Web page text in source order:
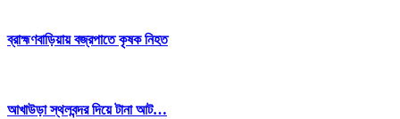
ব্রাহ্মণবাড়িয়ায় বজ্রপাতে কৃষক নিহত
আখাউড়া স্থলবন্দর দিয়ে টানা আট…